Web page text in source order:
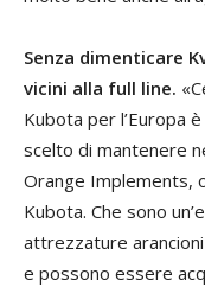
Senza dimenticare
vicini alla full line.
Kubota per l’Europa
scelto di mantenere
Orange Implements,
Kubota. Che sono
attrezzature
e possono essere